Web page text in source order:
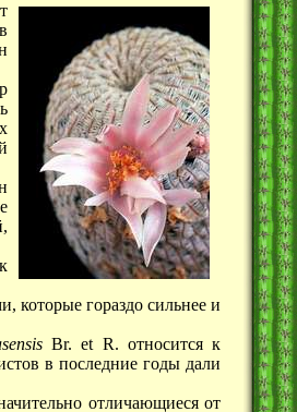
которые гораздо сильнее и
Br. et R. относится к
в последние годы дали
отличающиеся от